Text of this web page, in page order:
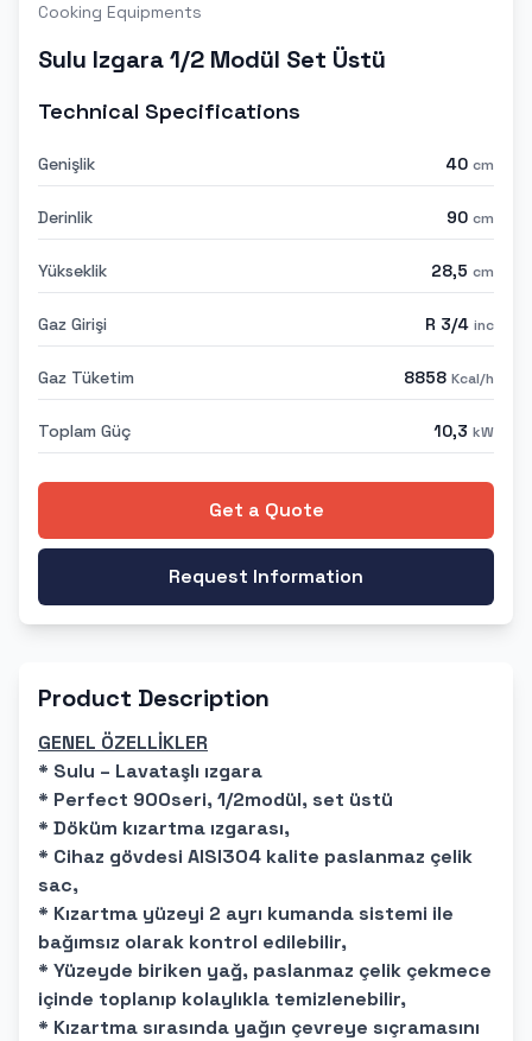
Cooking Equipments
Sulu Izgara 1/2 Modül Set Üstü
Technical Specifications
Genişlik 40 cm
Derinlik 90 cm
Yükseklik 28,5 cm
Gaz Girişi R 3/4 inc
Gaz Tüketim 8858 Kcal/h
Toplam Güç 10,3 kW
Get a Quote
Request Information
Product Description
GENEL ÖZELLİKLER
* Sulu – Lavataşlı ızgara
* Perfect 900seri, 1/2modül, set üstü
* Döküm kızartma ızgarası,
* Cihaz gövdesi AISI304 kalite paslanmaz çelik
sac,
* Kızartma yüzeyi 2 ayrı kumanda sistemi ile
bağımsız olarak kontrol edilebilir,
* Yüzeyde biriken yağ, paslanmaz çelik çekmece
içinde toplanıp kolaylıkla temizlenebilir,
* Kızartma sırasında yağın çevreye sıçramasını